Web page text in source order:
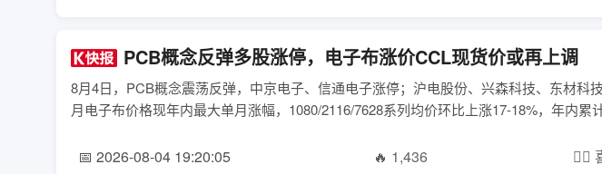
PCB概念反弹多股涨停，电子布涨价CCL现货价或再上调
8月4日，PCB概念震荡反弹，中京电子、信通电子涨停；沪电股份、兴森科技、东材科
月电子布价格现年内最大单月涨幅，1080/2116/7628系列均价环比上涨17-18%，年内累
📅 2026-08-04 19:20:05 🔥 1,436 ❤️‍🔥